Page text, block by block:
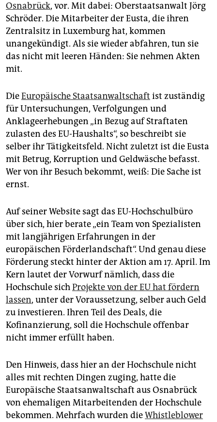
Osnabrück, vor. Mit dabei: Oberstaatsanwalt Jörg
Schröder. Die Mitarbeiter der Eusta, die ihren
Zentralsitz in Luxemburg hat, kommen
unangekündigt. Als sie wieder abfahren, tun sie
das nicht mit leeren Händen: Sie nehmen Akten
mit.
DieEuropäische Staatsanwaltschaft ist zuständig
für Untersuchungen, Verfolgungen und
Anklageerhebungen „in Bezug auf Straftaten
zulasten des EU-Haushalts“, so beschreibt sie
selber ihr Tätigkeitsfeld. Nicht zuletzt ist die Eusta
mit Betrug, Korruption und Geldwäsche befasst.
Wer von ihr Besuch bekommt, weiß: Die Sache ist
ernst.
Auf seiner Website sagt das EU-Hochschulbüro
über sich, hier berate „ein Team von Spezialisten
mit langjährigen Erfahrungen in der
europäischen Förderlandschaft“. Und genau diese
Förderung steckt hinter der Aktion am 17. April. Im
Kern lautet der Vorwurf nämlich, dass die
Hochschule sichProjekte von der EU hat fördern
lassen, unter der Voraussetzung, selber auch Geld
zu investieren. Ihren Teil des Deals, die
Kofinanzierung, soll die Hochschule offenbar
nicht immer erfüllt haben.
Den Hinweis, dass hier an der Hochschule nicht
alles mit rechten Dingen zuging, hatte die
Europäische Staatsanwaltschaft aus Osnabrück
von ehemaligen Mitarbeitenden der Hochschule
bekommen. Mehrfach wurden dieWhistleblower